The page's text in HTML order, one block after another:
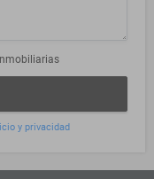
y privacidad